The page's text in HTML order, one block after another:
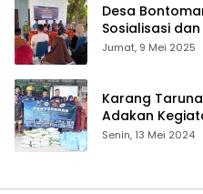
Desa
Sosialisasi
ID
Jumat, 9 Mei 2025
Karang
Adakan
Dhuafa dan
Senin, 13 Mei 2024